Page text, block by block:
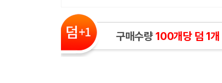
구매수량100개당 덤 1개